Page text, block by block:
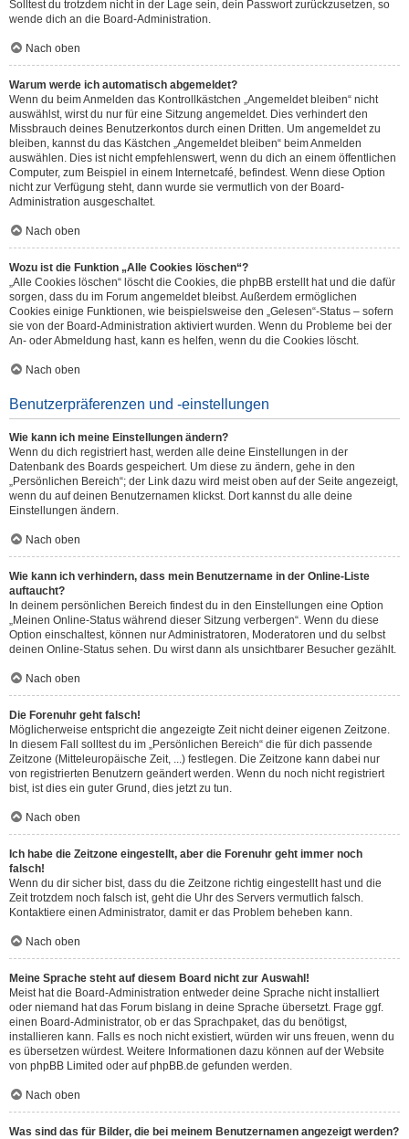
Solltest du trotzdem nicht in der Lage sein, dein Passwort zurückzusetzen, so
wende dich an die Board-Administration.
Nach oben
Warum werde ich automatisch abgemeldet?
Wenn du beim Anmelden das Kontrollkästchen „Angemeldet bleiben“ nicht
auswählst, wirst du nur für eine Sitzung angemeldet. Dies verhindert den
Missbrauch deines Benutzerkontos durch einen Dritten. Um angemeldet zu
bleiben, kannst du das Kästchen „Angemeldet bleiben“ beim Anmelden
auswählen. Dies ist nicht empfehlenswert, wenn du dich an einem öffentlichen
Computer, zum Beispiel in einem Internetcafé, befindest. Wenn diese Option
nicht zur Verfügung steht, dann wurde sie vermutlich von der Board-
Administration ausgeschaltet.
Nach oben
Wozu ist die Funktion „Alle Cookies löschen“?
„Alle Cookies löschen“ löscht die Cookies, die phpBB erstellt hat und die dafür
sorgen, dass du im Forum angemeldet bleibst. Außerdem ermöglichen
Cookies einige Funktionen, wie beispielsweise den „Gelesen“-Status – sofern
sie von der Board-Administration aktiviert wurden. Wenn du Probleme bei der
An- oder Abmeldung hast, kann es helfen, wenn du die Cookies löscht.
Nach oben
Benutzerpräferenzen und -einstellungen
Wie kann ich meine Einstellungen ändern?
Wenn du dich registriert hast, werden alle deine Einstellungen in der
Datenbank des Boards gespeichert. Um diese zu ändern, gehe in den
„Persönlichen Bereich“; der Link dazu wird meist oben auf der Seite angezeigt,
wenn du auf deinen Benutzernamen klickst. Dort kannst du alle deine
Einstellungen ändern.
Nach oben
Wie kann ich verhindern, dass mein Benutzername in der Online-Liste
auftaucht?
In deinem persönlichen Bereich findest du in den Einstellungen eine Option
„Meinen Online-Status während dieser Sitzung verbergen“. Wenn du diese
Option einschaltest, können nur Administratoren, Moderatoren und du selbst
deinen Online-Status sehen. Du wirst dann als unsichtbarer Besucher gezählt.
Nach oben
Die Forenuhr geht falsch!
Möglicherweise entspricht die angezeigte Zeit nicht deiner eigenen Zeitzone.
In diesem Fall solltest du im „Persönlichen Bereich“ die für dich passende
Zeitzone (Mitteleuropäische Zeit, ...) festlegen. Die Zeitzone kann dabei nur
von registrierten Benutzern geändert werden. Wenn du noch nicht registriert
bist, ist dies ein guter Grund, dies jetzt zu tun.
Nach oben
Ich habe die Zeitzone eingestellt, aber die Forenuhr geht immer noch
falsch!
Wenn du dir sicher bist, dass du die Zeitzone richtig eingestellt hast und die
Zeit trotzdem noch falsch ist, geht die Uhr des Servers vermutlich falsch.
Kontaktiere einen Administrator, damit er das Problem beheben kann.
Nach oben
Meine Sprache steht auf diesem Board nicht zur Auswahl!
Meist hat die Board-Administration entweder deine Sprache nicht installiert
oder niemand hat das Forum bislang in deine Sprache übersetzt. Frage ggf.
einen Board-Administrator, ob er das Sprachpaket, das du benötigst,
installieren kann. Falls es noch nicht existiert, würden wir uns freuen, wenn du
es übersetzen würdest. Weitere Informationen dazu können auf der Website
von phpBB Limited oder aufphpBB.de gefunden werden.
Nach oben
Was sind das für Bilder, die bei meinem Benutzernamen angezeigt werden?